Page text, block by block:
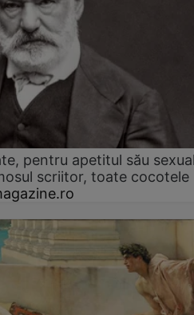
pentru apetitul său
scriitor, toate cocotele